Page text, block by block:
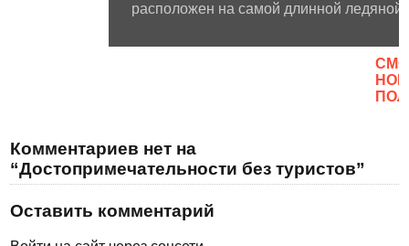
расположен на самой длинной ледяной
Комментариев нет на
“Достопримечательности без туристов”
Оставить комментарий